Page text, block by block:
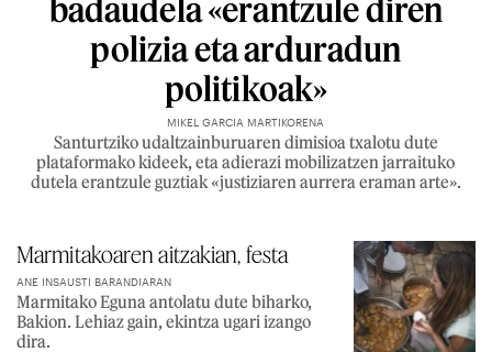
polizia eta arduradun
politikoak»
MIKEL GARCIA MARTIKORENA
Santurtziko udaltzainburuaren dimisioa txalotu dute
plataformako kideek, eta adierazi mobilizatzen jarraituko
dutela erantzule guztiak «justiziaren aurrera eraman arte».
Marmitakoaren aitzakian, festa
ANE INSAUSTI BARANDIARAN
Marmitako Eguna antolatu dute biharko,
Bakion. Lehiaz gain, ekintza ugari izango
dira.